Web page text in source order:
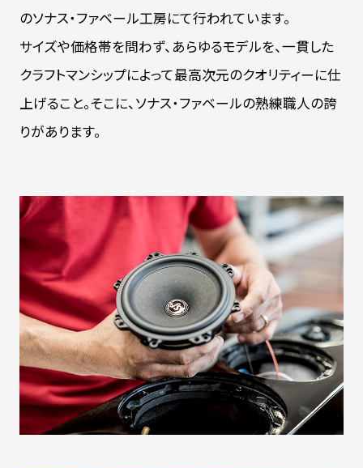
のソナス・ファベール工房にて行われています。
サイズや価格帯を問わず、あらゆるモデルを、一貫した
クラフトマンシップによって最高次元のクオリティーに仕
上げること。そこに、ソナス・ファベールの熟練職人の誇
りがあります。